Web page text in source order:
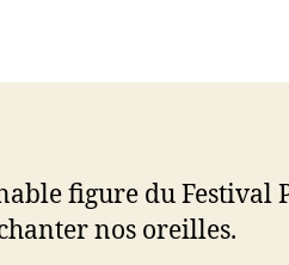
figure du Festival
nos oreilles.